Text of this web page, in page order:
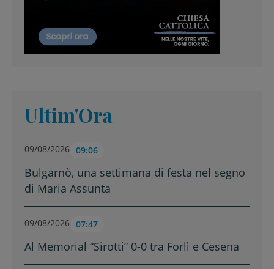
Ultim'Ora
09/08/2026 09:06
Bulgarnò, una settimana di festa nel segno
di Maria Assunta
09/08/2026 07:47
Al Memorial “Sirotti” 0-0 tra Forlì e Cesena